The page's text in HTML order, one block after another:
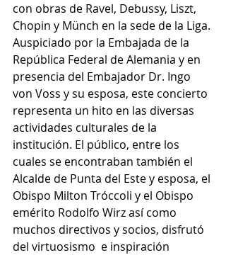
con obras de Ravel, Debussy, Liszt,
Chopin y Münch en la sede de la Liga.
Auspiciado por la Embajada de la
República Federal de Alemania y en
presencia del Embajador Dr. Ingo
von Voss y su esposa, este concierto
representa un hito en las diversas
actividades culturales de la
institución. El público, entre los
cuales se encontraban también el
Alcalde de Punta del Este y esposa, el
Obispo Milton Tróccoli y el Obispo
emérito Rodolfo Wirz así como
muchos directivos y socios, disfrutó
del virtuosismo  e inspiración